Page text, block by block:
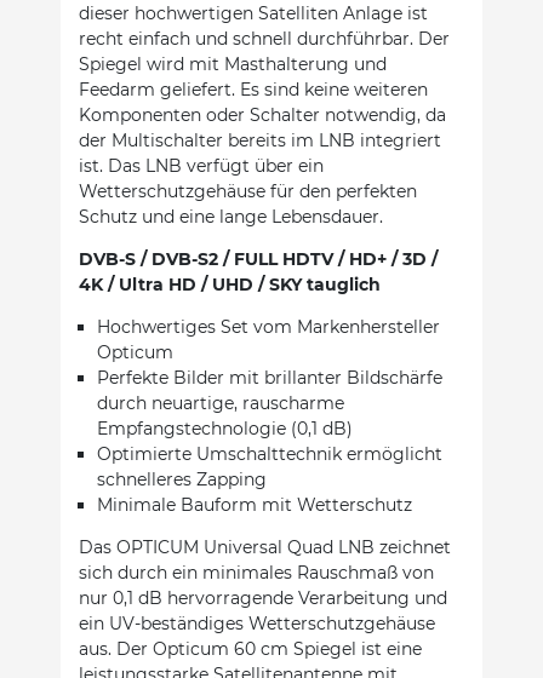
dieser hochwertigen Satelliten Anlage ist
recht einfach und schnell durchführbar. Der
Spiegel wird mit Masthalterung und
Feedarm geliefert. Es sind keine weiteren
Komponenten oder Schalter notwendig, da
der Multischalter bereits im LNB integriert
ist. Das LNB verfügt über ein
Wetterschutzgehäuse für den perfekten
Schutz und eine lange Lebensdauer.
DVB-S / DVB-S2 / FULL HDTV / HD+ / 3D /
4K / Ultra HD / UHD / SKY tauglich
Hochwertiges Set vom Markenhersteller
Opticum
Perfekte Bilder mit brillanter Bildschärfe
durch neuartige, rauscharme
Empfangstechnologie (0,1 dB)
Optimierte Umschalttechnik ermöglicht
schnelleres Zapping
Minimale Bauform mit Wetterschutz
Das OPTICUM Universal Quad LNB zeichnet
sich durch ein minimales Rauschmaß von
nur 0,1 dB hervorragende Verarbeitung und
ein UV-beständiges Wetterschutzgehäuse
aus. Der Opticum 60 cm Spiegel ist eine